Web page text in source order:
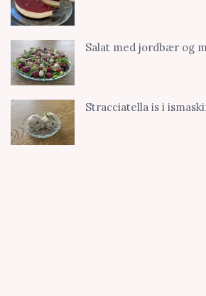
Salat med jordbær og
Stracciatella is i